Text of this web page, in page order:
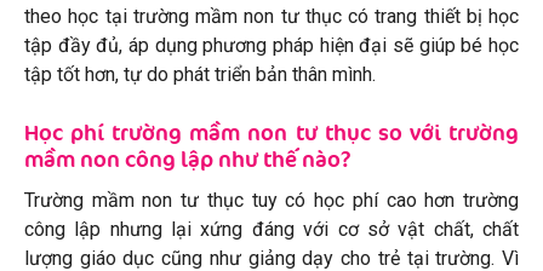
theo học tại trường mầm non tư thục có trang thiết bị học
tập đầy đủ, áp dụng phương pháp hiện đại sẽ giúp bé học
tập tốt hơn, tự do phát triển bản thân mình.
Học phí trường mầm non tư thục so với trường
mầm non công lập như thế nào?
Trường mầm non tư thục tuy có học phí cao hơn trường
công lập nhưng lại xứng đáng với cơ sở vật chất, chất
lượng giáo dục cũng như giảng dạy cho trẻ tại trường. Vì